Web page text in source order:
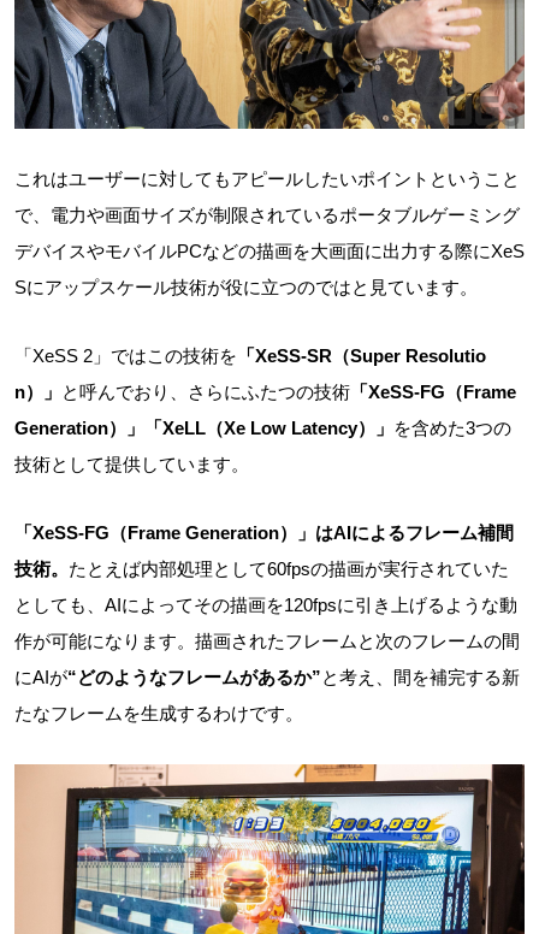
これはユーザーに対してもアピールしたいポイントということ
で、電力や画面サイズが制限されているポータブルゲーミング
デバイスやモバイルPCなどの描画を大画面に出力する際にXeS
Sにアップスケール技術が役に立つのではと見ています。
「XeSS 2」ではこの技術を 「XeSS-SR（Super Resolutio
n）」 と呼んでおり、さらにふたつの技術 「XeSS-FG（Frame
Generation）」「XeLL（Xe Low Latency）」 を含めた3つの
技術として提供しています。
「XeSS-FG（Frame Generation）」はAIによるフレーム補間
技術。 たとえば内部処理として60fpsの描画が実行されていた
としても、AIによってその描画を120fpsに引き上げるような動
作が可能になります。描画されたフレームと次のフレームの間
にAIが“どのようなフレームがあるか”と考え、間を補完する新
たなフレームを生成するわけです。